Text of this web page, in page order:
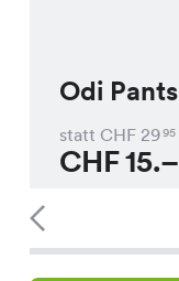
Odi Pants
statt CHF 2995
CHF15.–